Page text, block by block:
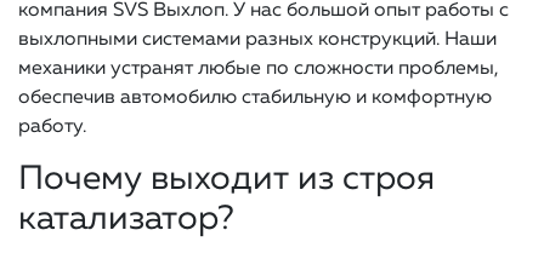
компания SVS Выхлоп. У нас большой опыт работы с
выхлопными системами разных конструкций. Наши
механики устранят любые по сложности проблемы,
обеспечив автомобилю стабильную и комфортную
работу.
Почему выходит из строя
катализатор?